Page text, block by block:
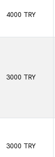
4000 TRY
3000 TRY
3000 TRY